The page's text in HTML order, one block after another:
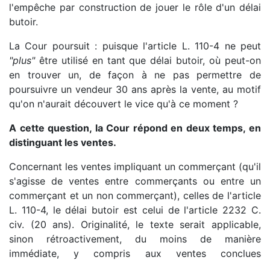
l'empêche par construction de jouer le rôle d'un délai
butoir.
La Cour poursuit : puisque l'article L. 110-4 ne peut
"plus"être utilisé en tant que délai butoir, où peut-on
en trouver un, de façon à ne pas permettre de
poursuivre un vendeur 30 ans après la vente, au motif
qu'on n'aurait découvert le vice qu'à ce moment ?
A cette question, la Cour répond en deux temps, en
distinguant les ventes.
Concernant les ventes impliquant un commerçant (qu'il
s'agisse de ventes entre commerçants ou entre un
commerçant et un non commerçant), celles de l'article
L. 110-4, le délai butoir est celui de l'article 2232 C.
civ. (20 ans). Originalité, le texte serait applicable,
sinon rétroactivement, du moins de manière
immédiate, y compris aux ventes conclues